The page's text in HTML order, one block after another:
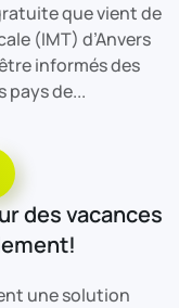
que vient de
(IMT) d’Anvers
informés des
pays de...
des vacances
une solution